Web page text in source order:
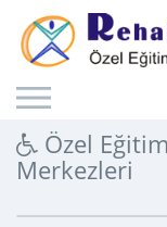
Özel
Merkezleri